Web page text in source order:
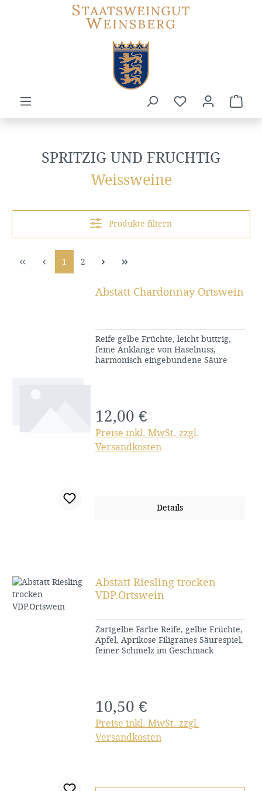
Zum Hauptinhalt springen
Du hast 0
Spritzig und fruchtig
Weissweine
Produkte filtern
Seite
1 Seite
2
Abstatt Chardonnay Ortswein
Reife gelbe Früchte, leicht buttrig,
feine Anklänge von Haselnuss,
harmonisch eingebundene Säure
Regulärer Preis:
12,00 €
Preise inkl. MwSt. zzgl.
Versandkosten
Details
Abstatt Riesling trocken
VDP.Ortswein
Zartgelbe Farbe Reife, gelbe Früchte,
Apfel, Aprikose Filigranes Säurespiel,
feiner Schmelz im Geschmack
Regulärer Preis:
10,50 €
Preise inkl. MwSt. zzgl.
Versandkosten